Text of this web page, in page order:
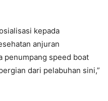
kepada
anjuran
penumpang speed boat
dari pelabuhan sini,”